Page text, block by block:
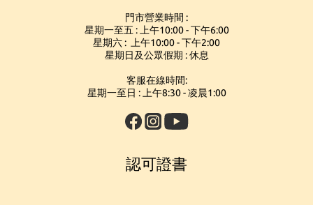
門市營業時間 :
星期一至五 : 上午10:00 - 下午6:00
星期六 : 上午10:00 - 下午2:00
星期日及公眾假期 : 休息
客服在線時間:
星期一至日 : 上午8:30 - 凌晨1:00
認可證書